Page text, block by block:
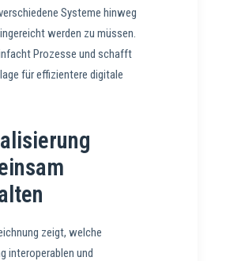
Systeme hinweg
werden zu müssen.
Prozesse und schafft
für effizientere digitale
zeigt, welche
interoperablen und